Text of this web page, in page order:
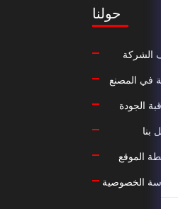
حولنا
ملف الشركة
جولة في المصنع
مراقبة الجودة
اتصل بنا
خريطة الموقع
سياسة الخصوصية